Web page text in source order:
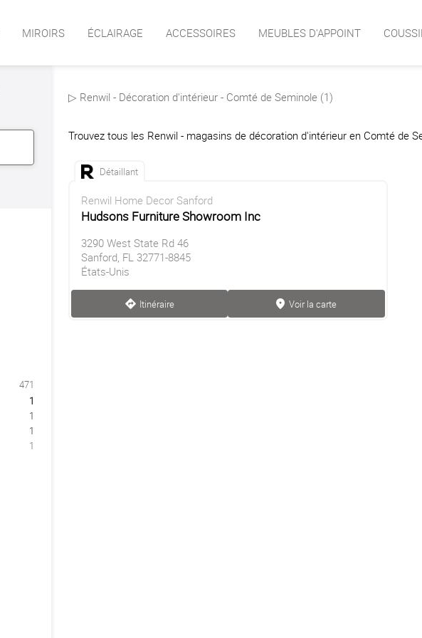
MIROIRS ÉCLAIRAGE ACCESSOIRES MEUBLES D'APPOINT
471
1
1
1
1
▷ Renwil - Décoration d'intérieur - Comté de Seminole (1)
Trouvez tous les Renwil - magasins de décoration d'intérieur en Comté de
Détaillant
Renwil Home Decor Sanford
Hudsons Furniture Showroom Inc
3290 West State Rd 46
Sanford, FL 32771-8845
États-Unis
direction Itinéraire marker Voir la carte